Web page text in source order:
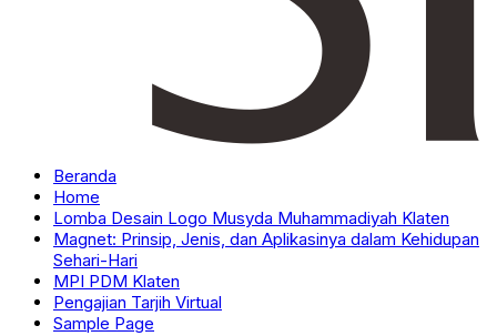
Beranda
Home
Lomba Desain Logo Musyda Muhammadiyah Klaten
Magnet: Prinsip, Jenis, dan Aplikasinya dalam Kehidupan
Sehari-Hari
MPI PDM Klaten
Pengajian Tarjih Virtual
Sample Page